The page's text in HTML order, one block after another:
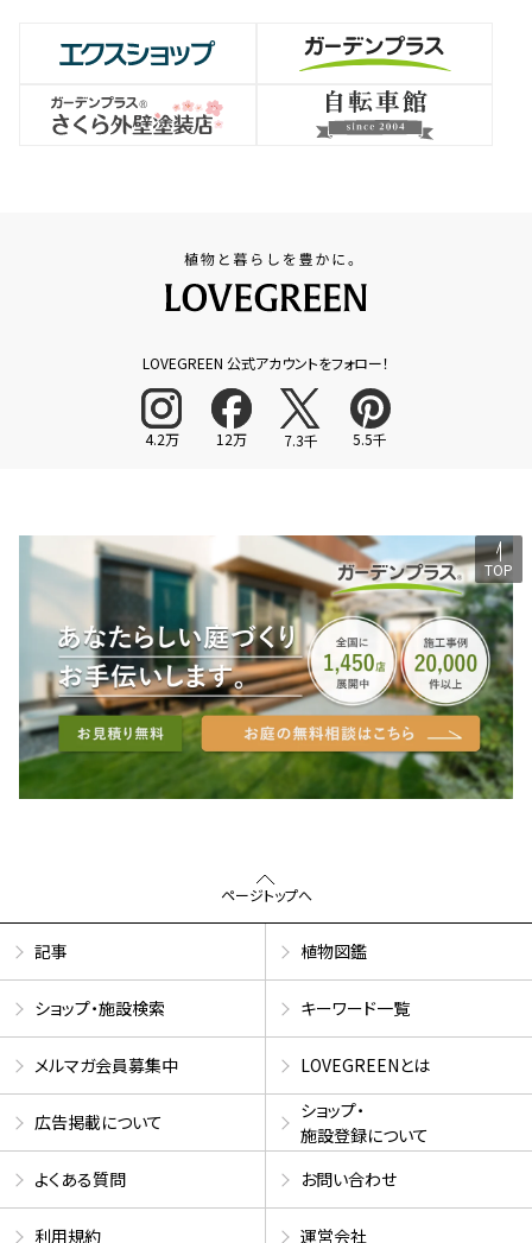
LOVEGREEN 公式アカウントをフォロー！
4.2万 12万 7.3千 5.5千
TOP
ページトップへ
記事 植物図鑑
ショップ・施設検索 キーワード一覧
メルマガ会員募集中 LOVEGREENとは
広告掲載について
ショップ・
施設登録について
よくある質問
お問い合わせ
利用規約 運営会社